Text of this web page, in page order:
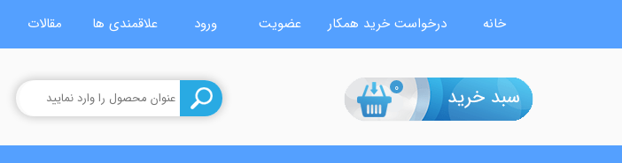
مقالات علاقمندی ها ورود عضویت درخواست خرید همکار خانه
0